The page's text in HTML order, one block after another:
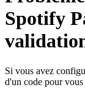
Spotify
Si vous avez
d'un code pour